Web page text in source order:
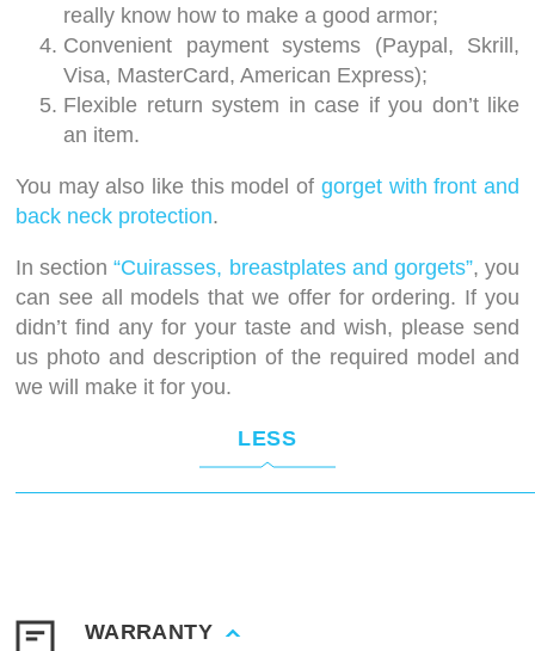
really know how to make a good armor;
Convenient payment systems (Paypal, Skrill,
Visa, MasterCard, American Express);
Flexible return system in case if you don’t like
an item.
You may also like this model of gorget with front and
back neck protection.
In section“Cuirasses, breastplates and gorgets”, you
can see all models that we offer for ordering. If you
didn’t find any for your taste and wish, please send
us photo and description of the required model and
we will make it for you.
LESS
WARRANTY